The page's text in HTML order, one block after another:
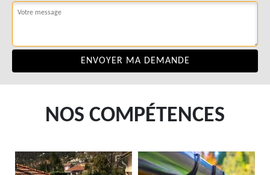
NOS COMPÉTENCES